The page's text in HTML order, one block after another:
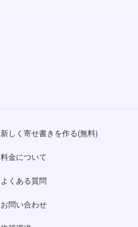
新しく寄せ書きを作る(無料)
料金について
よくある質問
お問い合わせ